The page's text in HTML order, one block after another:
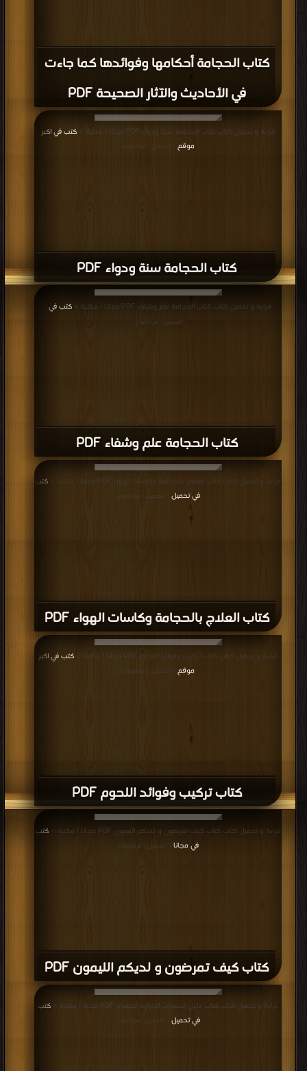
كتاب الحجامة أحكامها وفوائدها كما جاءت
في الأحاديث والآثار الصحيحة PDF
كتاب الحجامة سنة ودواء PDF
قراءة و تحميل كتاب كتاب الحجامة سنة ودواء PDF مجانا | مكتبة >
كتب في اكبر
موقع
| التحميل : مرة/مرات
كتاب الحجامة علم وشفاء PDF
قراءة و تحميل كتاب كتاب الحجامة علم وشفاء PDF مجانا | مكتبة > كتب في
التحميل : مرة/مرات
كتاب العلاج بالحجامة وكاسات الهواء PDF
قراءة و تحميل كتاب كتاب العلاج بالحجامة وكاسات الهواء PDF مجانا | مكتبة >
كتب
في تحميل
| التحميل : مرة/مرات
كتاب تركيب وفوائد اللحوم PDF
قراءة و تحميل كتاب كتاب تركيب وفوائد اللحوم PDF مجانا | مكتبة >
كتب في اكبر
موقع
| التحميل : مرة/مرات
كتاب كيف تمرضون و لديكم الليمون PDF
قراءة و تحميل كتاب كتاب كيف تمرضون و لديكم الليمون PDF مجانا | مكتبة >
كتب
في مجانا | التحميل : مرة/مرات
قراءة و تحميل كتاب كتاب دليل السعرات الحراريه للطعام PDF مجانا | مكتبة >
كتب
في تحميل
| التحميل : مرة/مرات